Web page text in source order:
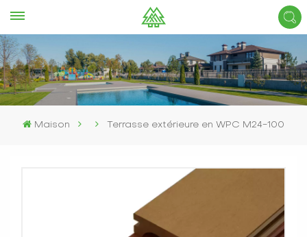
Maison Terrasse extérieure en WPC M24-100